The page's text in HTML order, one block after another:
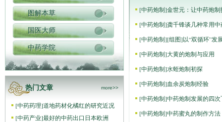
图解本草
国医大师
中药学院
热门文章 more>>
[中药药理]道地药材化橘红的研究近况
[中药产业]最好的中药出口日本欧洲
[中药炮制]金世元：让中药炮
[中药炮制]龚千锋谈几种常用
[中药炮制][组图]以“双循环”发
[中药炮制]大黄的炮制与应用
[中药炮制]水蛭炮制初探
[中药炮制]血余炭炮制经验
[中药炮制]中药炮制发展的四次
[中药炮制]中药蜜丸的制作方法